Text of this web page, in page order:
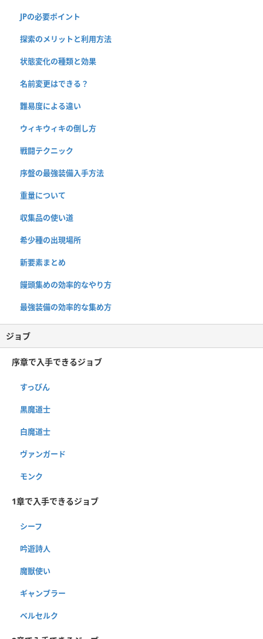
JPの必要ポイント
探索のメリットと利用方法
状態変化の種類と効果
名前変更はできる？
難易度による違い
ウィキウィキの倒し方
戦闘テクニック
序盤の最強装備入手方法
重量について
収集品の使い道
希少種の出現場所
新要素まとめ
饅頭集めの効率的なやり方
最強装備の効率的な集め方
ジョブ
序章で入手できるジョブ
すっぴん
黒魔道士
白魔道士
ヴァンガード
モンク
1章で入手できるジョブ
シーフ
吟遊詩人
魔獣使い
ギャンブラー
ベルセルク